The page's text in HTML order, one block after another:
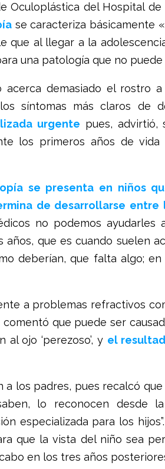
Oculoplástica del Hospital de
se caracteriza básicamente
que al llegar a la
una patología que no
demasiado el rostro
síntomas más claros de
urgente pues, advirtió,
los primeros años de vida
se presenta en niños
de desarrollarse entre
no podemos ayudarles
que es cuando suelen
deberían, que falta algo; en
a problemas refractivos
que puede ser
ojo ‘perezoso’, y el
los padres, pues recalcó que
lo reconocen desde
especializada para los
que la vista del niño sea
en los tres años